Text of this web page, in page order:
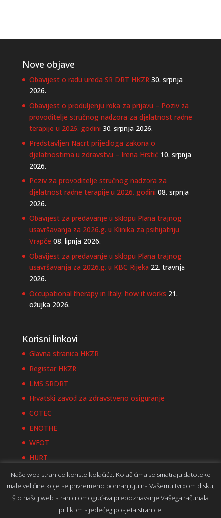
Nove objave
Obavijest o radu ureda SR DRT HKZR 30. srpnja
2026.
Obavijest o produljenju roka za prijavu – Poziv za
provoditelje stručnog nadzora za djelatnost radne
terapije u 2026. godini 30. srpnja 2026.
Predstavljen Nacrt prijedloga zakona o
djelatnostima u zdravstvu – Irena Hrstić 10. srpnja
2026.
Poziv za provoditelje stručnog nadzora za
djelatnost radne terapije u 2026. godini 08. srpnja
2026.
Obavijest za predavanje u sklopu Plana trajnog
usavršavanja za 2026.g. u Klinika za psihijatriju
Vrapče 08. lipnja 2026.
Obavijest za predavanje u sklopu Plana trajnog
usavršavanja za 2026.g. u KBC Rijeka 22. travnja
2026.
Occupational therapy in Italy: how it works 21.
ožujka 2026.
Korisni linkovi
Glavna stranica HKZR
Registar HKZR
LMS SRDRT
Hrvatski zavod za zdravstveno osiguranje
COTEC
ENOTHE
WFOT
HURT
Naše web stranice koriste kolačiće. Kolačićima se smatraju datoteke
male veličine koje se privremeno pohranjuju na Vašemu tvrdom disku,
što našoj web stranici omogućava prepoznavanje Vašega računala
prilikom sljedećeg posjeta stranice.